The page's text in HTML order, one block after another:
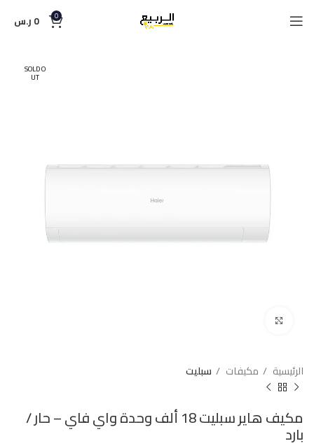
0
0 ر.س
SOLD O
UT
الرئيسية مكيفات سبليت
مكيف هاير سبليت 18 ألف وحدة واي فاي – حار /
بارد